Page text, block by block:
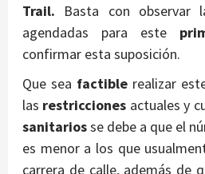
Trail. Basta con observar
agendadas para este
confirmar esta suposición.
Que sea factible realizar
las restricciones actuales y
sanitariosse debe a que el
es menor a los que
carrera de calle, además de